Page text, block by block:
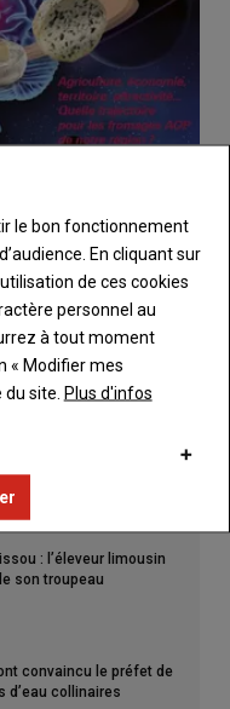
à 20 heures au Rex
les…
bovine vont bloquer les
: l’éleveur limousin
son troupeau
convaincu le préfet de
d’eau collinaires
le bon fonctionnement
En cliquant sur
de ces cookies
personnel au
à tout moment
« Modifier mes
site. Plus d'infos